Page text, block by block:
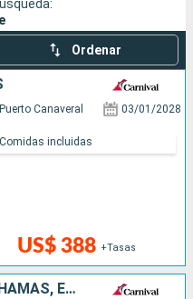
Ordenar
Puerto Canaveral 03/01/2028
US$ 388 +Tasas
Comidas incluidas
REPÚBLICA DOMINICANA, BAHAMAS, ESTADOS UNIDOS